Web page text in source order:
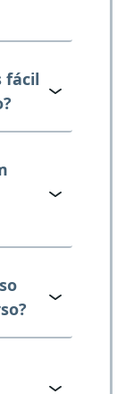
fácil